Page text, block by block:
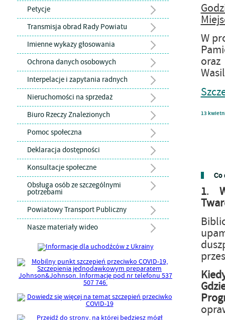
Petycje
Transmisja obrad Rady Powiatu
Imienne wykazy głosowania
Ochrona danych osobowych
Interpelacje i zapytania radnych
Nieruchomości na sprzedaż
Biuro Rzeczy Znalezionych
Pomoc społeczna
Deklaracja dostępności
Konsultacje społeczne
Obsługa osób ze szczególnymi
potrzebami
Powiatowy Transport Publiczny
Nasze materiały wideo
W
13
Co
1.